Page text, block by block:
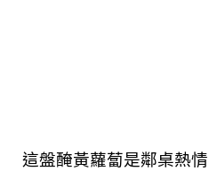
這盤醃黃蘿蔔是鄰桌熱